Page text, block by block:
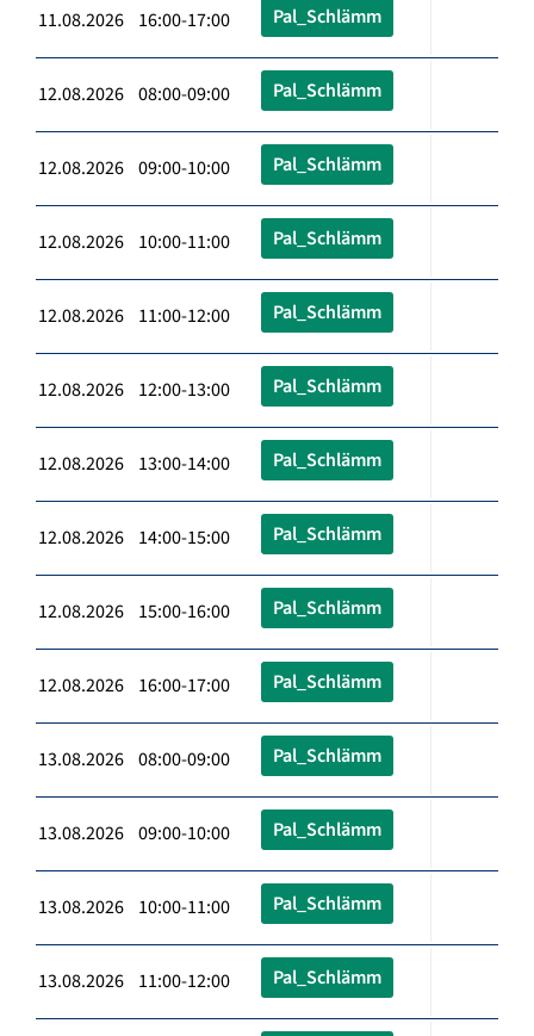
11.08.2026 16:00-17:00 Pal_Schlämm
12.08.2026 08:00-09:00 Pal_Schlämm
12.08.2026 09:00-10:00 Pal_Schlämm
12.08.2026 10:00-11:00 Pal_Schlämm
12.08.2026 11:00-12:00 Pal_Schlämm
12.08.2026 12:00-13:00 Pal_Schlämm
12.08.2026 13:00-14:00 Pal_Schlämm
12.08.2026 14:00-15:00 Pal_Schlämm
12.08.2026 15:00-16:00 Pal_Schlämm
12.08.2026 16:00-17:00 Pal_Schlämm
13.08.2026 08:00-09:00 Pal_Schlämm
13.08.2026 09:00-10:00 Pal_Schlämm
13.08.2026 10:00-11:00 Pal_Schlämm
13.08.2026 11:00-12:00 Pal_Schlämm